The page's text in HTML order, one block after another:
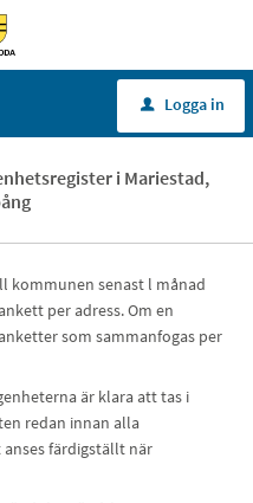
u Logga in
i Mariestad,
kommunen senast l månad
per adress. Om en
som sammanfogas per
är klara att tas i
redan innan alla
färdigställt när